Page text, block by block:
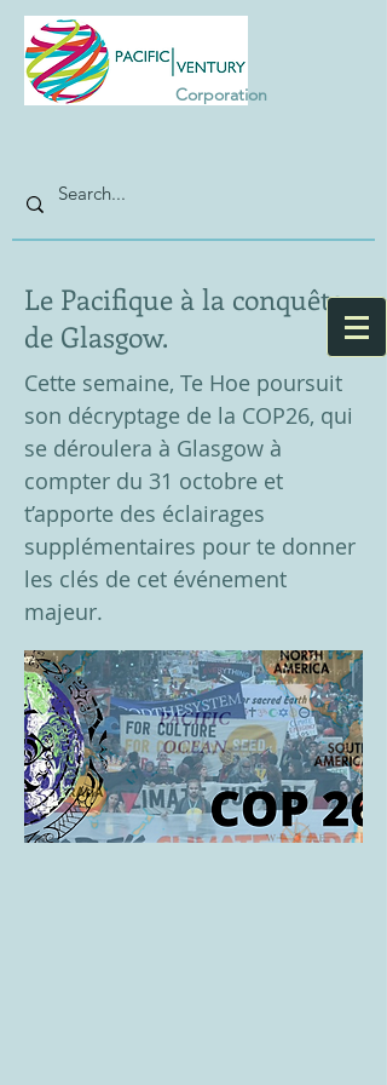
Corporation
Le Pacifique à la conquête
de Glasgow.
Cette semaine, Te Hoe poursuit
son décryptage de la COP26, qui
se déroulera à Glasgow à
compter du 31 octobre et
t’apporte des éclairages
supplémentaires pour te donner
les clés de cet événement
majeur.